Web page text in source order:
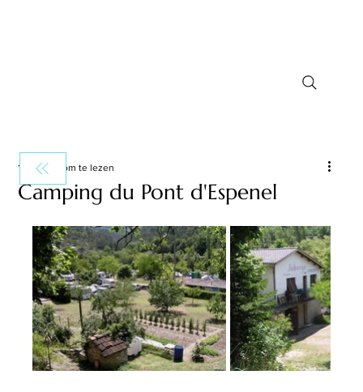
Camping du Pont d'Espenel
1 minuten om te lezen